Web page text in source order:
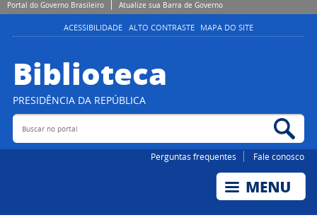
Portal do Governo Brasileiro Atualize sua Barra de Governo
ACESSIBILIDADE ALTO CONTRASTE MAPA DO SITE
Biblioteca
PRESIDÊNCIA DA REPÚBLICA
Buscar no portal
Perguntas frequentes Fale conosco